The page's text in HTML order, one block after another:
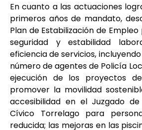
En cuanto a las actuaciones
primeros años de mandato,
Plan de Estabilización de
seguridad y estabilidad
eficiencia de servicios,
número de agentes de Policía
ejecución de los proyectos
promover la movilidad
accesibilidad en el Juzgado
Cívico Torrelago para
reducida; las mejoras en las